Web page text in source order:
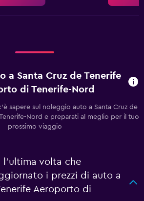
a Santa Cruz de Tenerife
di Tenerife-Nord
sapere sul noleggio auto a Santa Cruz de
Nord e preparati al meglio per il tuo
prossimo viaggio
l'ultima volta che
i prezzi di auto a
Aeroporto di